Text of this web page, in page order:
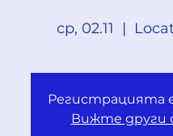
ср, 02.11
  |
Регистрацията
Вижте други